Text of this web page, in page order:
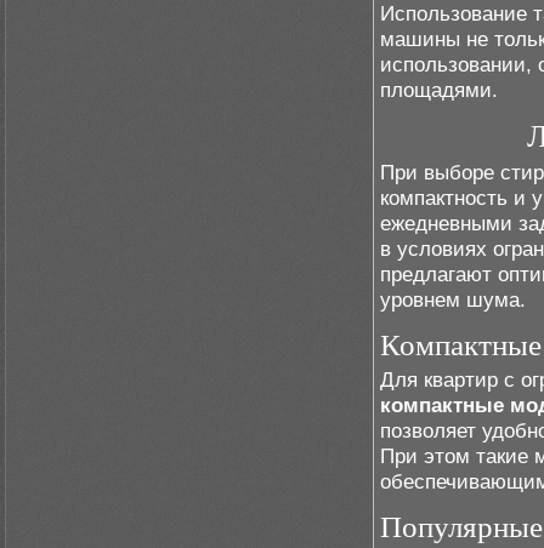
Использование
машины не
использовании,
площадями.
При выборе
компактность и
ежедневными
в условиях
предлагают
уровнем шума.
Для квартир с
компактные
позволяет
При этом такие